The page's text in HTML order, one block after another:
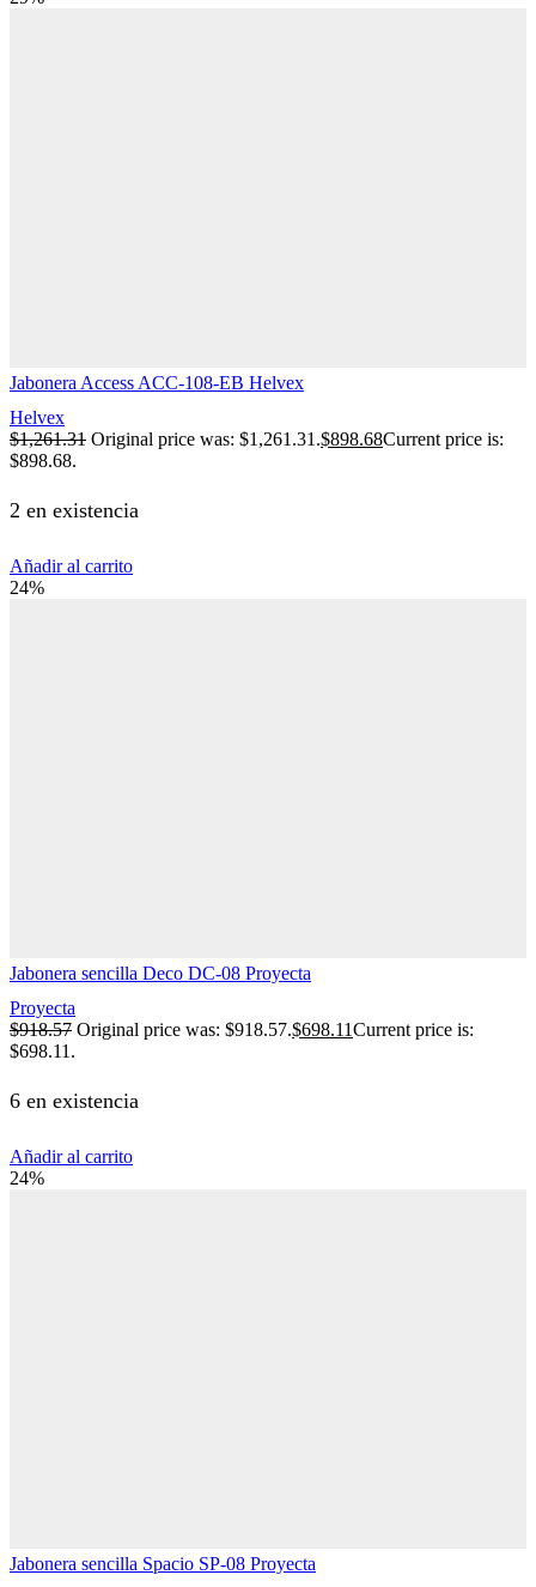
Jabonera Access ACC-108-EB Helvex
Helvex
$1,261.31 Original price was: $1,261.31.$898.68Current price is:
$898.68.
2 en existencia
Añadir al carrito
24%
Jabonera sencilla Deco DC-08 Proyecta
Proyecta
$918.57 Original price was: $918.57.$698.11Current price is:
$698.11.
6 en existencia
Añadir al carrito
24%
Jabonera sencilla Spacio SP-08 Proyecta